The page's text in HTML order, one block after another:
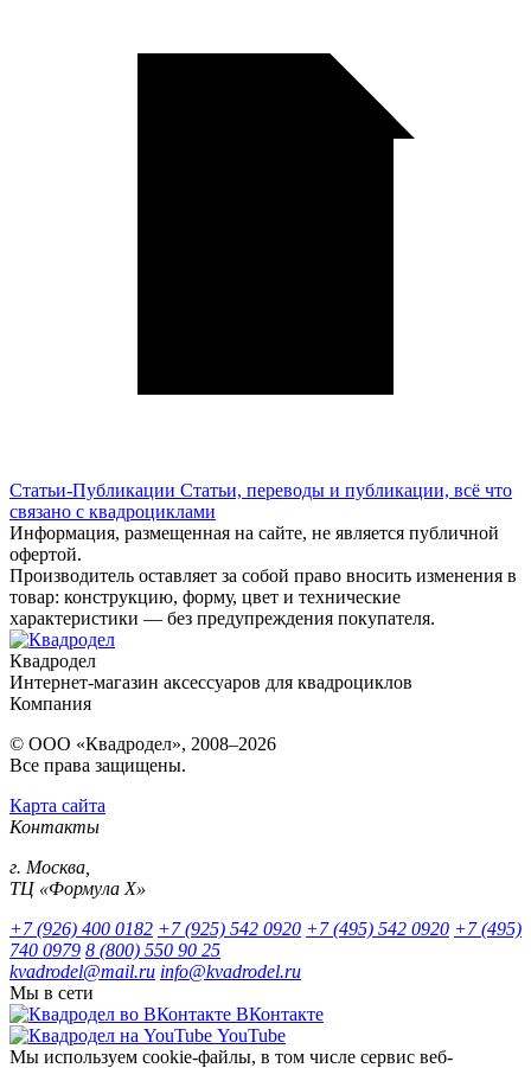
Статьи-Публикации Статьи, переводы и публикации, всё что
связано с квадроциклами
Информация, размещенная на сайте, не является публичной
офертой.
Производитель оставляет за собой право вносить изменения в
товар: конструкцию, форму, цвет и технические
характеристики — без предупреждения покупателя.
Квадродел
Интернет-магазин аксессуаров для квадроциклов
Компания
© ООО «Квадродел», 2008–2026
Все права защищены.
Карта сайта
Контакты
г. Москва,
ТЦ «Формула Х»
+7 (926) 400 0182 +7 (925) 542 0920 +7 (495) 542 0920 +7 (495)
740 0979 8 (800) 550 90 25
kvadrodel@mail.ru info@kvadrodel.ru
Мы в сети
ВКонтакте
YouTube
Мы используем cookie-файлы, в том числе сервис веб-